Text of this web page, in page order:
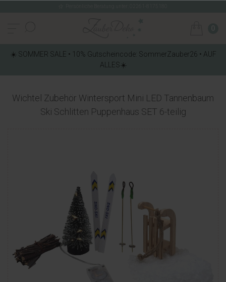
☀️ SOMMER SALE • 10% Gutscheincode: SommerZauber26 • AUF
ALLES☀️
Wichtel Zubehör Wintersport Mini LED Tannenbaum
Ski Schlitten Puppenhaus SET 6-teilig